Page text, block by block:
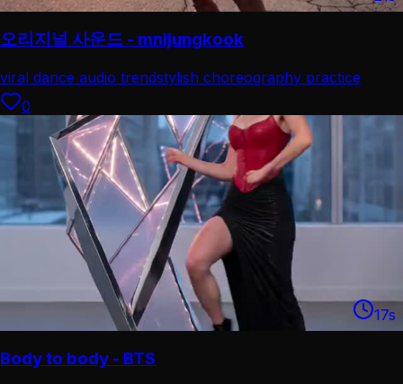
오리지널 사운드 - mnijungkook
viral dance audio trendstylish choreography practice
0
17s
Body to body - BTS